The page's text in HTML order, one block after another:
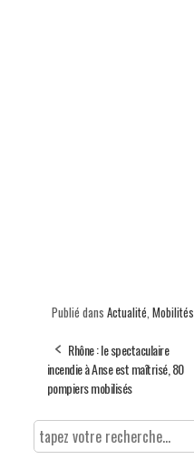
Publié dans Actualité Mobilités
Rhône : le spectaculaire
incendie à Anse est maîtrisé, 80
pompiers mobilisés